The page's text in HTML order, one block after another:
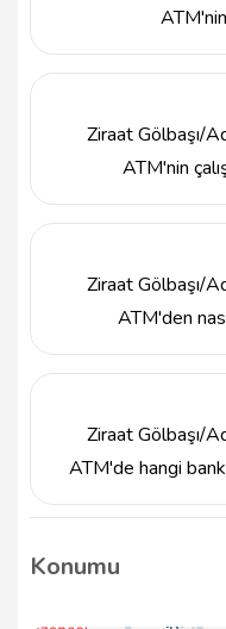
Ziraat Gölbaşı/
ATM'nin
Ziraat Gölbaşı/
ATM'den
gerçekleştirebilirsiniz.
Ziraat Gölbaşı/
ATM'de hangi
Ziraat Gölbaşı/
bilgilerini
Konumu